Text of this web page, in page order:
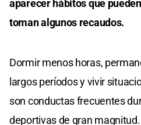
aparecer hábitos que
toman algunos recaudos.
Dormir menos horas,
largos períodos y vivir
son conductas frecuentes
deportivas de gran magnitud.